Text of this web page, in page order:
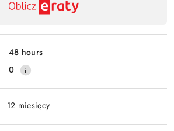
48 hours
0
12 miesięcy